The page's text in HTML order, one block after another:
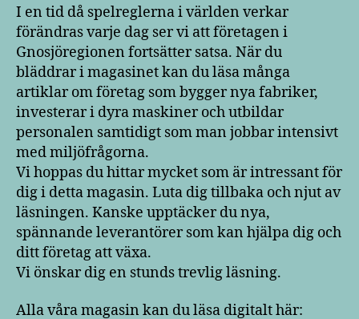
I en tid då spelreglerna i världen verkar
förändras varje dag ser vi att företagen i
Gnosjöregionen fortsätter satsa. När du
bläddrar i magasinet kan du läsa många
artiklar om företag som bygger nya fabriker,
investerar i dyra maskiner och utbildar
personalen samtidigt som man jobbar intensivt
med miljöfrågorna.
Vi hoppas du hittar mycket som är intressant för
dig i detta magasin. Luta dig tillbaka och njut av
läsningen. Kanske upptäcker du nya,
spännande leverantörer som kan hjälpa dig och
ditt företag att växa.
Vi önskar dig en stunds trevlig läsning.
Alla våra magasin kan du läsa digitalt här: